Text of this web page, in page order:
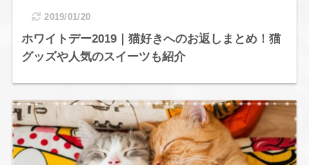
2019/01/20
ホワイトデー2019｜猫好きへのお返しまとめ！猫
グッズや人気のスイーツも紹介